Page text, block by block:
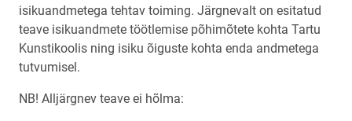
isikuandmetega tehtav toiming. Järgnevalt on esitatud
teave isikuandmete töötlemise põhimõtete kohta Tartu
Kunstikoolis ning isiku õiguste kohta enda andmetega
tutvumisel.
NB! Alljärgnev teave ei hõlma: